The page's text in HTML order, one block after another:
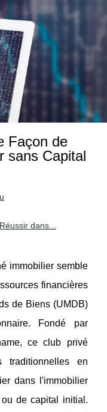
Façon de
sans Capital
dans...
immobilier semble
financières
de Biens (UMDB)
Fondé par
ce club privé
traditionnelles en
dans l'immobilier
de capital initial.